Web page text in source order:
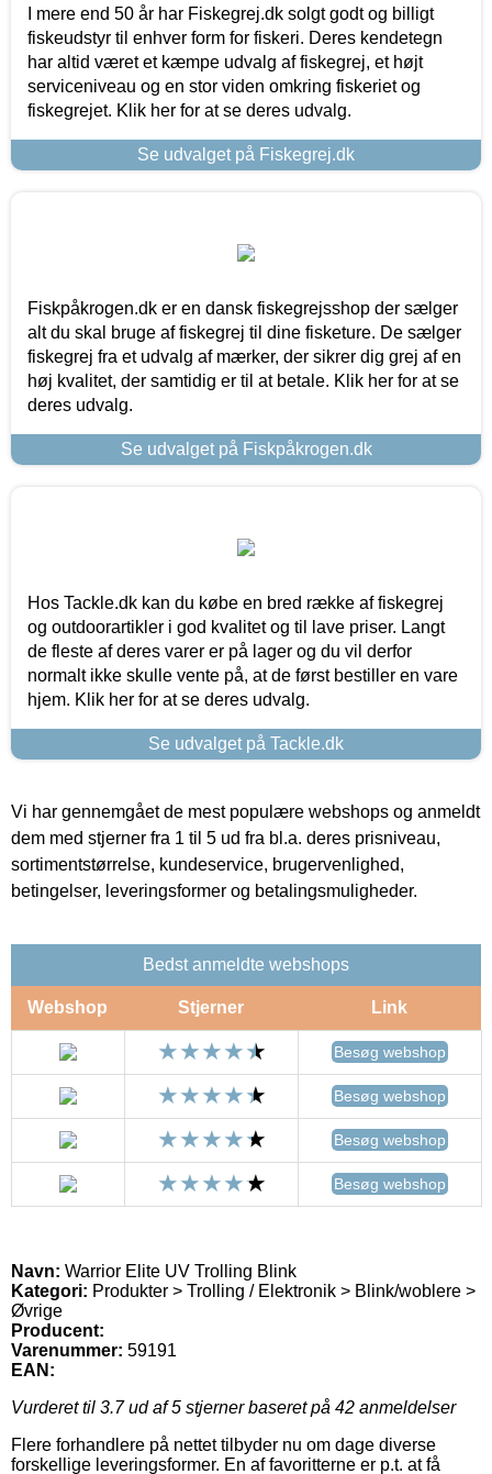
I mere end 50 år har Fiskegrej.dk solgt godt og billigt
fiskeudstyr til enhver form for fiskeri. Deres kendetegn
har altid været et kæmpe udvalg af fiskegrej, et højt
serviceniveau og en stor viden omkring fiskeriet og
fiskegrejet. Klik her for at se deres udvalg.
Se udvalget på Fiskegrej.dk
Fiskpåkrogen.dk er en dansk fiskegrejsshop der sælger
alt du skal bruge af fiskegrej til dine fisketure. De sælger
fiskegrej fra et udvalg af mærker, der sikrer dig grej af en
høj kvalitet, der samtidig er til at betale. Klik her for at se
deres udvalg.
Se udvalget på Fiskpåkrogen.dk
Hos Tackle.dk kan du købe en bred række af fiskegrej
og outdoorartikler i god kvalitet og til lave priser. Langt
de fleste af deres varer er på lager og du vil derfor
normalt ikke skulle vente på, at de først bestiller en vare
hjem. Klik her for at se deres udvalg.
Se udvalget på Tackle.dk
Vi har gennemgået de mest populære webshops og anmeldt
dem med stjerner fra 1 til 5 ud fra bl.a. deres prisniveau,
sortimentstørrelse, kundeservice, brugervenlighed,
betingelser, leveringsformer og betalingsmuligheder.
Bedst anmeldte webshops
Webshop Stjerner Link
Besøg webshop
Besøg webshop
Besøg webshop
Besøg webshop
Navn: Warrior Elite UV Trolling Blink
Kategori: Produkter > Trolling / Elektronik > Blink/woblere >
Øvrige
Producent:
Varenummer: 59191
EAN:
Vurderet til 3.7ud af 5 stjerner baseret på 42 anmeldelser
Flere forhandlere på nettet tilbyder nu om dage diverse
forskellige leveringsformer. En af favoritterne er p.t. at få